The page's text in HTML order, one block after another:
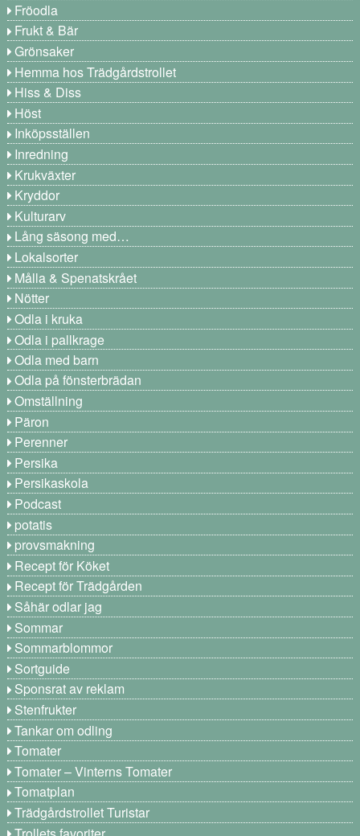
Fröodla
Frukt & Bär
Grönsaker
Hemma hos Trädgårdstrollet
Hiss & Diss
Höst
Inköpsställen
Inredning
Krukväxter
Kryddor
Kulturarv
Lång säsong med…
Lokalsorter
Målla & Spenatskrået
Nötter
Odla i kruka
Odla i pallkrage
Odla med barn
Odla på fönsterbrädan
Omställning
Päron
Perenner
Persika
Persikaskola
Podcast
potatis
provsmakning
Recept för Köket
Recept för Trädgården
Såhär odlar jag
Sommar
Sommarblommor
Sortguide
Sponsrat av reklam
Stenfrukter
Tankar om odling
Tomater
Tomater – Vinterns Tomater
Tomatplan
Trädgårdstrollet Turistar